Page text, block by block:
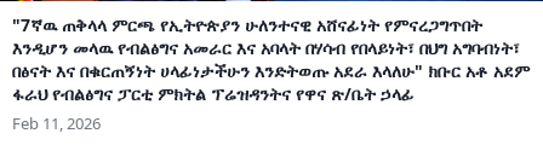
"7ኛዉ ጠቅላላ ምርጫ የኢትዮጵያን ሁለንተናዊ አሸናፊነት የምናረጋግጥበት
እንዲሆን መላዉ የብልፅግና አመራር እና አባላት በሃሳብ የበላይነት፣ በህግ አግባብነት፣
በፅናት እና በቁርጠኝነት ሀላፊነታችሁን እንድትወጡ አደራ እላለሁ" ክቡር አቶ አደም
ፋራህ የብልፅግና ፓርቲ ምክትል ፕሬዝዳንትና የዋና ጽ/ቤት ኃላፊ
Feb 11, 2026